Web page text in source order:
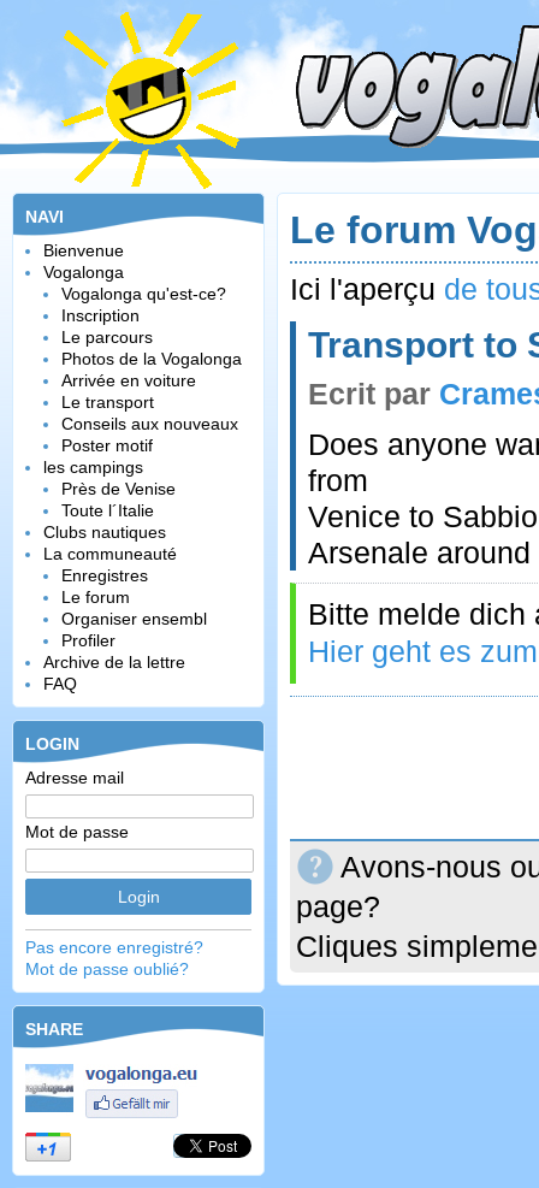
NAVI
Bienvenue
Vogalonga
Vogalonga qu'est-ce?
Inscription
Le parcours
Photos de la Vogalonga
Arrivée en voiture
Le transport
Conseils aux nouveaux
Poster motif
les campings
Près de Venise
Toute l´Italie
Clubs nautiques
La communeauté
Enregistres
Le forum
Organiser ensembl
Profiler
Archive de la lettre
FAQ
LOGIN
Adresse mail
Mot de passe
Pas encore enregistré?
Mot de passe oublié?
SHARE
Le forum
Ici l'aperçu de
Transport to
Ecrit par
Does anyone
from
Venice to
Arsenale around
Bitte melde dich
Hier geht es
Avons-nous
page?
Cliques